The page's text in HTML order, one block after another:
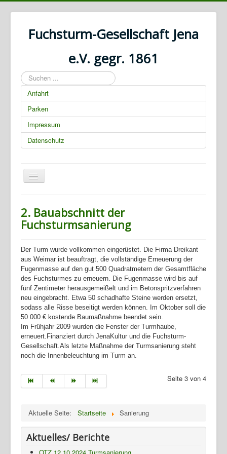
Fuchsturm-Gesellschaft Jena
e.V. gegr. 1861
Suchen
...
Anfahrt
Parken
Impressum
Datenschutz
Navigation
an/aus
Home
Archiv
Wandern
2. Bauabschnitt der
Fuchsturmsanierung
Der Turm wurde vollkommen eingerüstet. Die Firma Dreikant
aus Weimar ist beauftragt, die vollständige Erneuerung der
Fugenmasse auf den gut 500 Quadratmetern der Gesamtfläche
des Fuchsturmes zu erneuern. Die Fugenmasse wird bis auf
fünf Zentimeter herausgemeißelt und im Betonspritzverfahren
neu eingebracht. Etwa 50 schadhafte Steine werden ersetzt,
sodass alle Risse beseitigt werden können. Im Oktober soll die
50 000 € kostende Baumaßnahme beendet sein.
Im Frühjahr 2009 wurden die Fenster der Turmhaube,
erneuert.Finanziert durch JenaKultur und die Fuchsturm-
Gesellschaft.Als letzte Maßnahme der Turmsanierung steht
noch die Innenbeleuchtung im Turm an.
Seite 3 von 4
Aktuelle Seite: Startseite Sanierung
Aktuelles/ Berichte